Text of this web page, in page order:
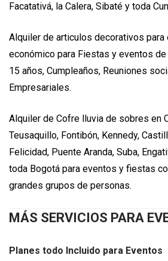
Facatativá, la Calera, Sibaté y toda
Alquiler de articulos decorativos
económico para Fiestas y eventos de
15 años, Cumpleaños, Reuniones
Empresariales.
Alquiler de Cofre lluvia de sobres en
Teusaquillo, Fontibón, Kennedy,
Felicidad, Puente Aranda, Suba,
toda Bogotá para eventos y fiestas
grandes grupos de personas.
MÁS SERVICIOS PARA
Planes todo Incluido para Eventos